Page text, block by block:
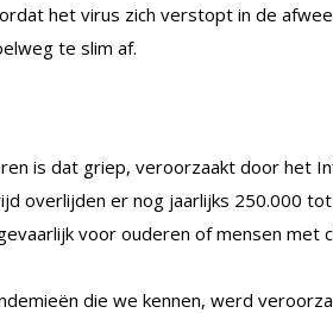
het virus zich verstopt in de
te slim af.
is dat griep, veroorzaakt door het
overlijden er nog jaarlijks 250.000
voor ouderen of mensen met
die we kennen, werd